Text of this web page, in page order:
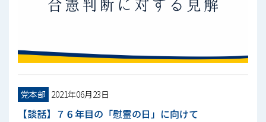
党本部 2021年06月23日
【談話】７６年目の「慰霊の日」に向けて